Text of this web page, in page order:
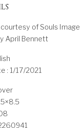
of Souls Image
April Bennett
: 1/17/2021